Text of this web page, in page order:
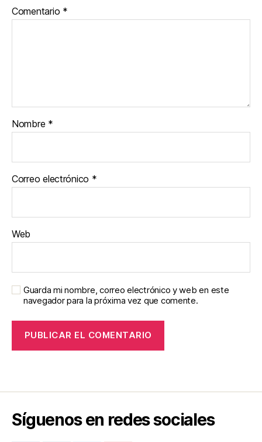
Comentario *
Nombre *
Correo electrónico *
Web
Guarda mi nombre, correo electrónico y web en este
navegador para la próxima vez que comente.
Síguenos en redes sociales